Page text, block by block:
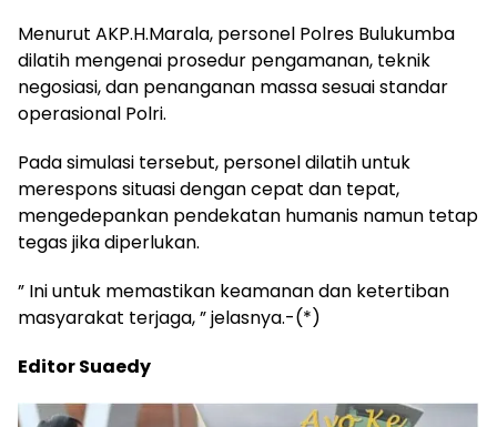
Menurut AKP.H.Marala, personel Polres Bulukumba
dilatih mengenai prosedur pengamanan, teknik
negosiasi, dan penanganan massa sesuai standar
operasional Polri.
Pada simulasi tersebut, personel dilatih untuk
merespons situasi dengan cepat dan tepat,
mengedepankan pendekatan humanis namun tetap
tegas jika diperlukan.
” Ini untuk memastikan keamanan dan ketertiban
masyarakat terjaga, ” jelasnya.-(*)
Editor Suaedy